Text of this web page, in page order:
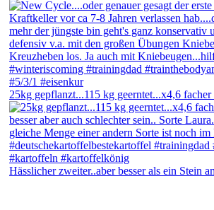
25kg gepflanzt...115 kg geerntet...x4,6 facher
Hässlicher zweiter..aber besser als ein Stein